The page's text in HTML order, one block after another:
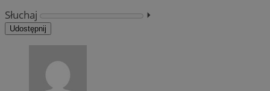
Słuchaj
⏵︎
Udostępnij